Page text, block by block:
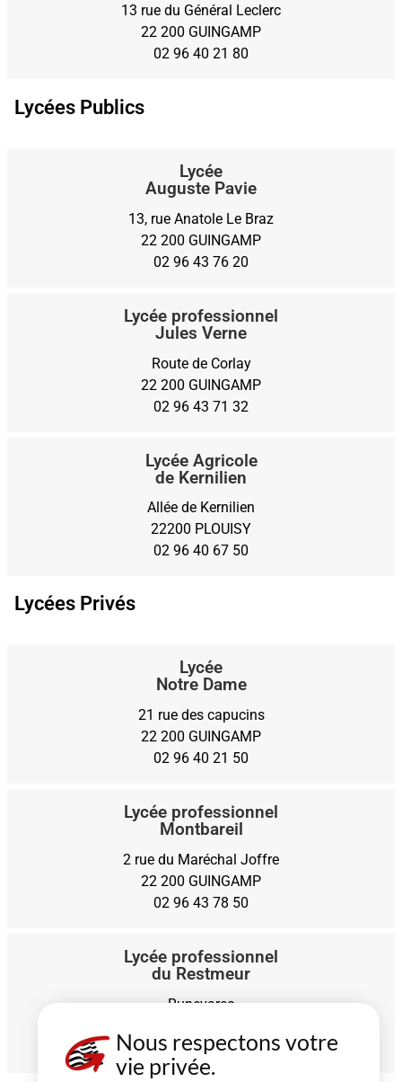
13 rue du Général Leclerc
22 200 GUINGAMP
02 96 40 21 80
Lycées Publics
Lycée
Auguste Pavie
13, rue Anatole Le Braz
22 200 GUINGAMP
02 96 43 76 20
Lycée professionnel
Jules Verne
Route de Corlay
22 200 GUINGAMP
02 96 43 71 32
Lycée Agricole
de Kernilien
Allée de Kernilien
22200 PLOUISY
02 96 40 67 50
Lycées Privés
Lycée
Notre Dame
21 rue des capucins
22 200 GUINGAMP
02 96 40 21 50
Lycée professionnel
Montbareil
2 rue du Maréchal Joffre
22 200 GUINGAMP
02 96 43 78 50
Lycée professionnel
du Restmeur
Runevarec
02 96 43 70 71
Nous respectons votre
vie privée.